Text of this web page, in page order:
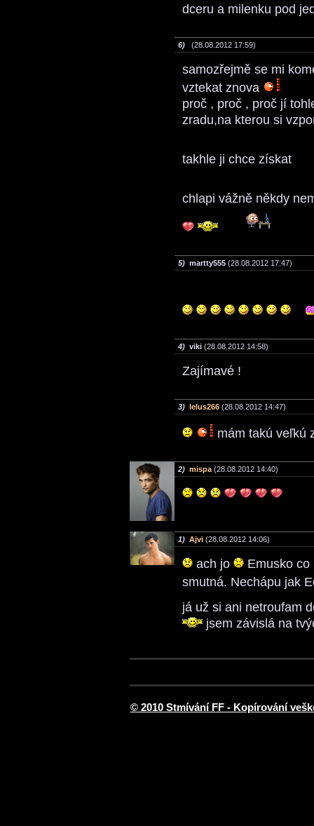
dceru a milenku pod
6) (28.08.2012 17:59)
samozřejmě se mi
vztekat znova
proč , proč , proč jí
zradu,na kterou si
takhle ji chce získat
chlapi vážně někdy
5) martty555 (28.08.2012 17:47)
4) viki (28.08.2012 14:58)
Zajímavé !
3) lelus266 (28.08.2012 14:47)
mám takú veľkú
2) mispa (28.08.2012 14:40)
1) Ajvi (28.08.2012 14:06)
ach jo
Emusko co
smutná. Nechápu jak
já už si ani netroufam
jsem závislá na
© 2010 Stmívání FF - Kopírování